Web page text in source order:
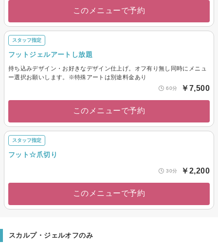
このメニューで予約
スタッフ指定
フットジェルアートし放題
持ち込みデザイン・お好きなデザイン仕上げ。オフ有り無し同時にメニュ
ー選択お願いします。※特殊アートは別途料金あり
60分 ￥7,500
このメニューで予約
スタッフ指定
フット☆爪切り
30分 ￥2,200
このメニューで予約
スカルプ・ジェルオフのみ